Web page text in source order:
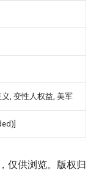
, 变性人权益, 美军
仅供浏览。版权归